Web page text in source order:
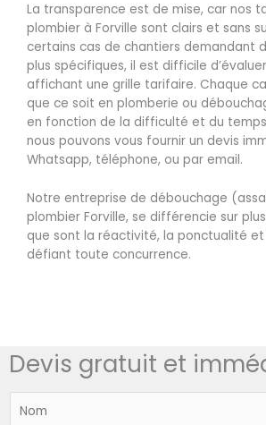
La transparence est de mise, car nos
plombier à Forville sont clairs et sans
certains cas de chantiers demandant
plus spécifiques, il est difficile
affichant une grille tarifaire. Chaque
que ce soit en plomberie ou
en fonction de la difficulté et du
nous pouvons vous fournir un devis
Whatsapp, téléphone, ou par email.
Notre entreprise de débouchage
plombier Forville, se différencie sur
que sont la réactivité, la ponctualité et
défiant toute concurrence.
Devis gratuit et